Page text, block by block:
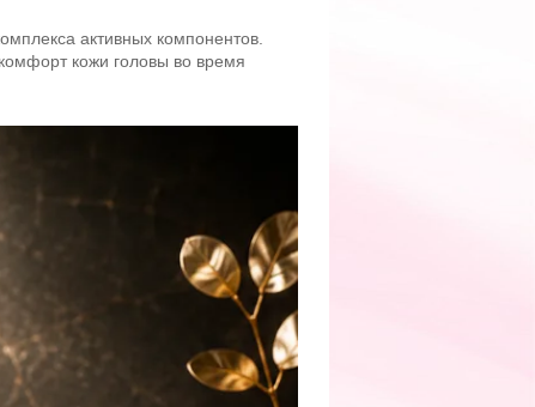
активных компонентов.
кожи головы во время